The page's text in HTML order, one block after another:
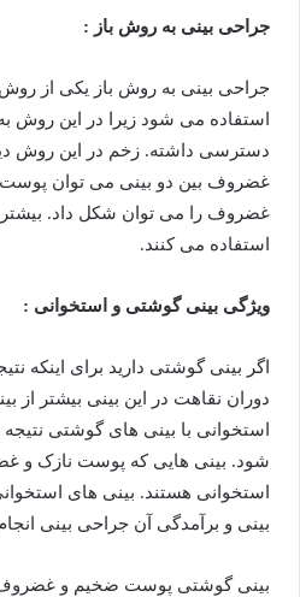
جراحی بینی به روش باز :
جراحی بینی به روش باز یکی از
استفاده می شود زیرا در این روش
دسترسی داشته. زخم در این روش
غضروف بین دو بینی می توان پوست
غضروف را می توان شکل داد.
استفاده می کنند.
ویژگی بینی گوشتی و استخوانی :
اگر بینی گوشتی دارید برای اینکه
دوران نقاهت در این بینی بیشتر از
استخوانی با بینی های گوشتی
شود. بینی هایی که پوست نازک و
استخوانی هستند. بینی های
بینی و برآمدگی آن جراحی بینی
بینی گوشتی پوست ضخیم و